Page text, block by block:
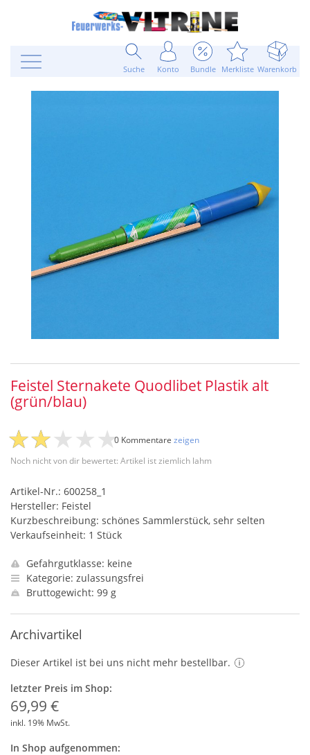
Suche Konto Bundle Merkliste Warenkorb
Feistel Sternakete Quodlibet Plastik alt
(grün/blau)
Noch nicht von dir bewertet: Artikel ist ziemlich lahm
0 Kommentare zeigen
Artikel-Nr.: 600258_1
Hersteller: Feistel
Kurzbeschreibung: schönes Sammlerstück, sehr selten
Verkaufseinheit: 1 Stück
Gefahrgutklasse: keine
Kategorie: zulassungsfrei
Bruttogewicht: 99 g
Archivartikel
Dieser Artikel ist bei uns nicht mehr bestellbar.
letzter Preis im Shop:
69,99 €
inkl. 19% MwSt.
In Shop aufgenommen: